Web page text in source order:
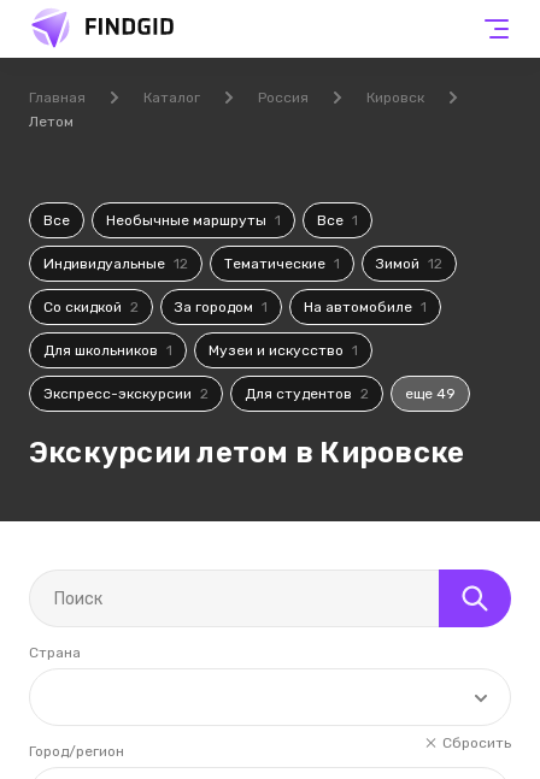
Главная Каталог Россия
Кировск
Летом
Все Необычные маршруты 1 Все 1
Индивидуальные 12 Тематические 1 Зимой 12
Со скидкой 2 За городом 1 На автомобиле 1
Для школьников 1 Музеи и искусство 1
Экспресс-экскурсии 2 Для студентов 2 еще 49
Экскурсии летом в Кировске
Страна
Сбросить
Город/регион